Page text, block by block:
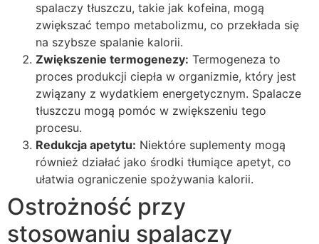
spalaczy tłuszczu, takie jak kofeina, mogą
zwiększać tempo metabolizmu, co przekłada się
na szybsze spalanie kalorii.
Zwiększenie termogenezy: Termogeneza to
proces produkcji ciepła w organizmie, który jest
związany z wydatkiem energetycznym. Spalacze
tłuszczu mogą pomóc w zwiększeniu tego
procesu.
Redukcja apetytu: Niektóre suplementy mogą
również działać jako środki tłumiące apetyt, co
ułatwia ograniczenie spożywania kalorii.
Ostrożność przy
stosowaniu spalaczy